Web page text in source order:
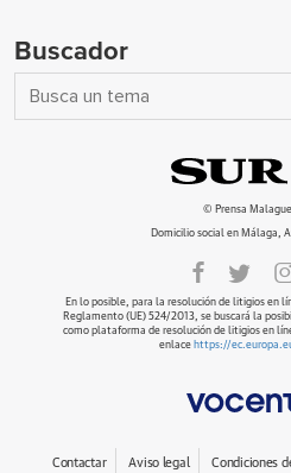
Buscador
© Prensa
Domicilio social en Málaga,
En lo posible, para la resolución de litigios en
Reglamento (UE) 524/2013, se buscará la
como plataforma de resolución de litigios en
enlace https://
Contactar Aviso legal Condiciones